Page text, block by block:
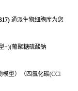
通派生物细胞库为您
+)(葡聚糖硫酸钠
模型）（四氯化碳(CCl